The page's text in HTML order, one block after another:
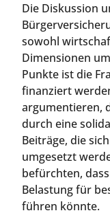
Die Diskussion
sowohl
Dimensionen
Punkte ist die
finanziert
argumentieren,
durch eine
Beiträge, die
umgesetzt
befürchten,
Belastung für
führen könnte.